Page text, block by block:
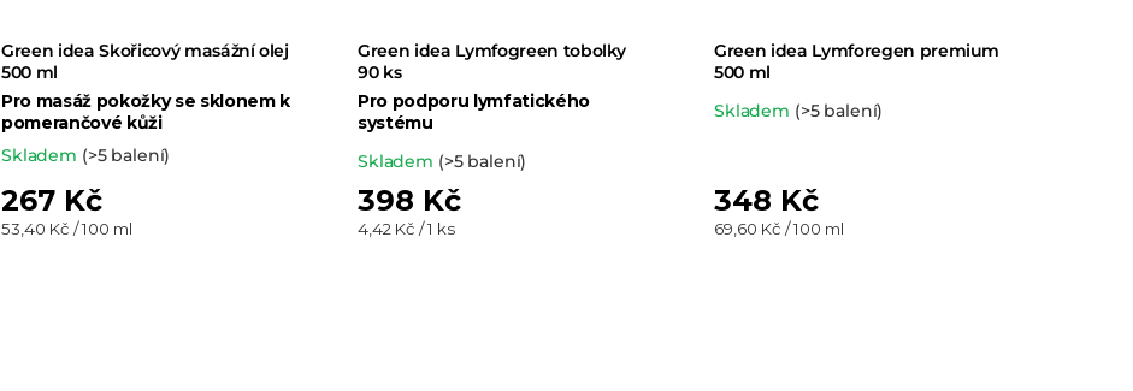
Green idea Skořicový masážní olej
500 ml
Pro masáž pokožky se sklonem k
pomerančové kůži
Skladem (>5 balení)
267 Kč
Měrná
53,40 Kč / 100 ml
Green idea Lymfogreen tobolky
90 ks
Pro podporu lymfatického
systému
Průměrné
hodnocení
produktu
Skladem (>5 balení)
398 Kč
Měrná
4,42 Kč / 1 ks
Green idea Lymforegen premium
500 ml
Průměrné
je
5,0
Skladem (>5 balení)
348 Kč
Měrná
69,60 Kč / 100 ml